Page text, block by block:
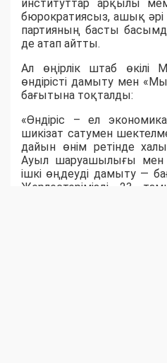
институттар арқылы
бюрократиясыз, ашық
партияның басты
де атап айтты.
Ал өңірлік штаб өкілі
өндірісті дамыту мен
бағытына тоқталды:
«Өндіріс – ел
шикізат сатумен
дайын өнім ретінде
Ауыл шаруашылығы мен
ішкі өңдеуді дамыту —
Жерлестерімізді 23